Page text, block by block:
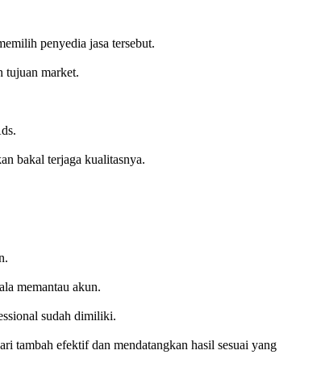
penyedia jasa tersebut.
tujuan market.
bakal terjaga kualitasnya.
memantau akun.
sudah dimiliki.
tambah efektif dan mendatangkan hasil sesuai yang